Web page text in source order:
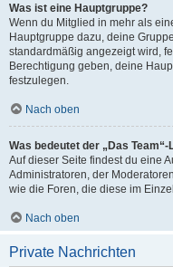
Was ist eine Hauptgruppe?
Wenn du Mitglied in mehr als
Hauptgruppe dazu, deine
standardmäßig angezeigt wird,
Berechtigung geben, deine
festzulegen.
Nach oben
Was bedeutet der „Das
Auf dieser Seite findest du eine
Administratoren, der
wie die Foren, die diese im
Nach oben
Private Nachrichten